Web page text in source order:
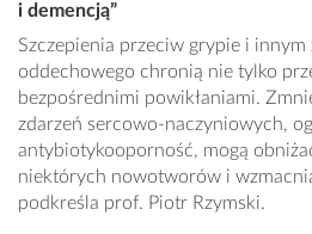
i demencją”
Szczepienia przeciw grypie i innym
oddechowego chronią nie tylko
bezpośrednimi powikłaniami.
zdarzeń sercowo-naczyniowych,
antybiotykooporność, mogą
niektórych nowotworów i
podkreśla prof. Piotr Rzymski.